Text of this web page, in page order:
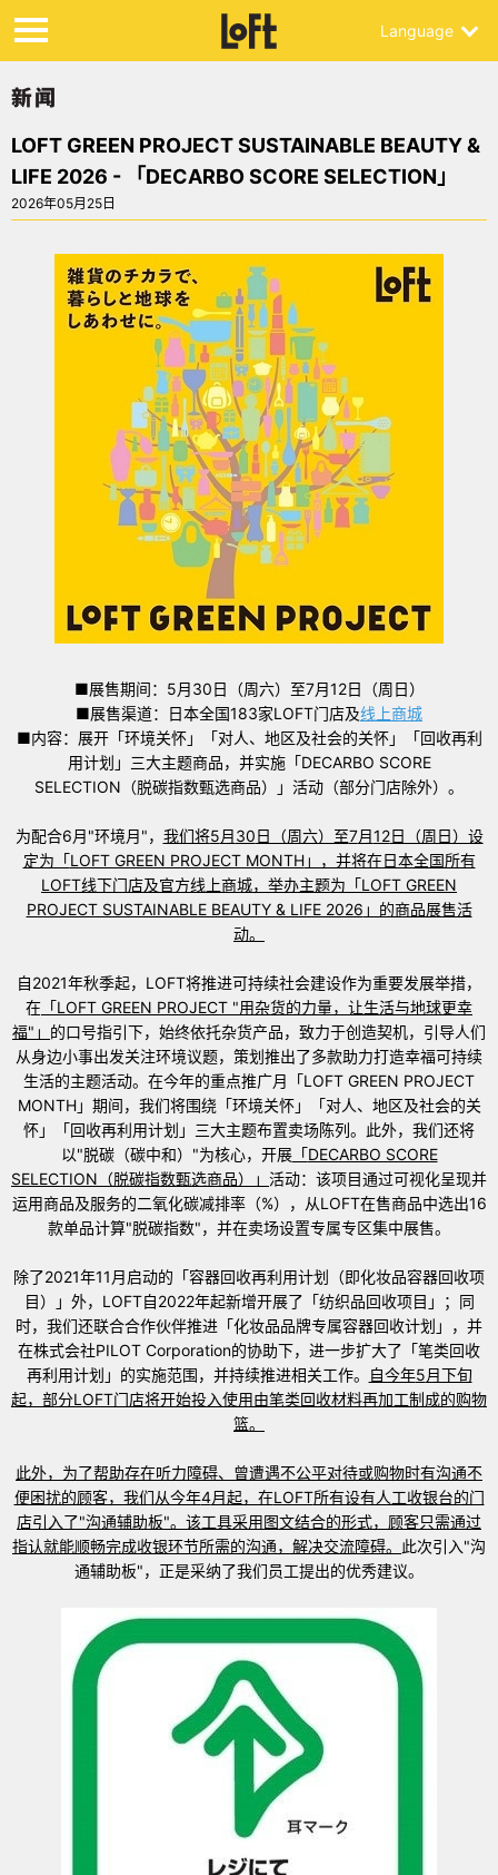
Language
LOFT GREEN PROJECT SUSTAINABLE BEAUTY &
LIFE 2026 - 「DECARBO SCORE SELECTION」
2026年05月25日
■展售期间：5月30日（周六）至7月12日（周日）
■展售渠道：日本全国183家LOFT门店及线上商城
■内容：展开「环境关怀」「对人、地区及社会的关怀」「回收再利
用计划」三大主题商品，并实施「DECARBO SCORE
SELECTION（脱碳指数甄选商品）」活动（部分门店除外）。
为配合6月"环境月"， 我们将5月30日（周六）至7月12日（周日）设
定为「LOFT GREEN PROJECT MONTH」，并将在日本全国所有
LOFT线下门店及官方线上商城，举办主题为「LOFT GREEN
PROJECT SUSTAINABLE BEAUTY & LIFE 2026 」的商品展售活
动。
自2021年秋季起，LOFT将推进可持续社会建设作为重要发展举措，
在 「LOFT GREEN PROJECT "用杂货的力量，让生活与地球更幸
福"」 的口号指引下，始终依托杂货产品，致力于创造契机，引导人们
从身边小事出发关注环境议题，策划推出了多款助力打造幸福可持续
生活的主题活动。在今年的重点推广月「LOFT GREEN PROJECT
MONTH」期间，我们将围绕「环境关怀」「对人、地区及社会的关
怀」「回收再利用计划」三大主题布置卖场陈列。此外，我们还将
以"脱碳（碳中和）"为核心，开展「DECARBO SCORE
SELECTION （脱碳指数甄选商品）」 活动：该项目通过可视化呈现并
运用商品及服务的二氧化碳减排率（%），从LOFT在售商品中选出16
款单品计算"脱碳指数"，并在卖场设置专属专区集中展售。
除了2021年11月启动的「容器回收再利用计划（即化妆品容器回收项
目）」外，LOFT自2022年起新增开展了「纺织品回收项目」；同
时，我们还联合合作伙伴推进「化妆品品牌专属容器回收计划」，并
在株式会社PILOT Corporation的协助下，进一步扩大了「笔类回收
再利用计划」的实施范围，并持续推进相关工作。
自今年5月下旬
起，部分LOFT门店将开始投入使用由笔类回收材料再加工制成的购物
篮。
此外，为了帮助存在听力障碍、曾遭遇不公平对待或购物时有沟通不
便困扰的顾客，我们从今年4月起，在LOFT所有设有人工收银台的门
店引入了"沟通辅助板"。该工具采用图文结合的形式，顾客只需通过
指认就能顺畅完成收银环节所需的沟通，解决交流障碍。 此次引入"沟
通辅助板"，正是采纳了我们员工提出的优秀建议。